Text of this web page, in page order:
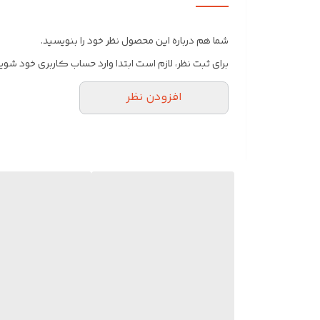
شروع کرد.
شما هم درباره این محصول نظر خود را بنویسید.
برای ثبت نظر، لازم است ابتدا وارد حساب کاربری خود
افزودن نظر